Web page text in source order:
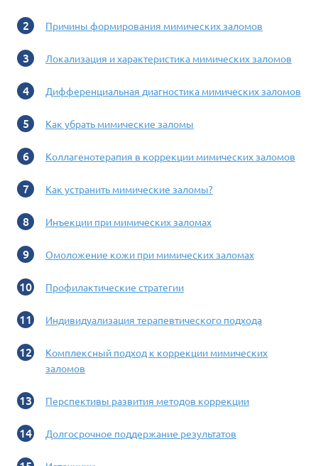
Причины формирования мимических заломов
Локализация и характеристика мимических заломов
Дифференциальная диагностика мимических заломов
Как убрать мимические заломы
Коллагенотерапия в коррекции мимических заломов
Как устранить мимические заломы?
Инъекции при мимических заломах
Омоложение кожи при мимических заломах
Профилактические стратегии
Индивидуализация терапевтического подхода
Комплексный подход к коррекции мимических
заломов
Перспективы развития методов коррекции
Долгосрочное поддержание результатов